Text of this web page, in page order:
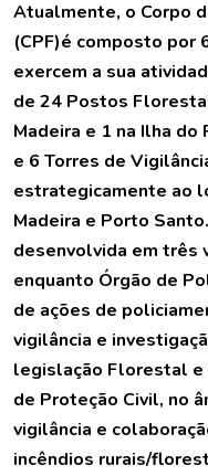
Atualmente, o Corpo
(CPF)é composto por
exercem a sua
de 24 Postos
Madeira e 1 na Ilha do
e 6 Torres de
estrategicamente ao
Madeira e Porto Santo.
desenvolvida em
enquanto Órgão de
de ações de
vigilância e
legislação Florestal e
de Proteção Civil, no
vigilância e
incêndios rurais/